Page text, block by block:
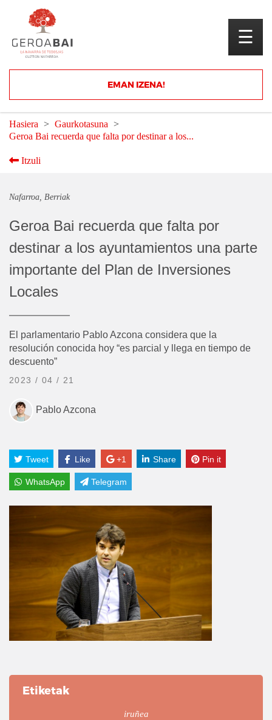
☰
EMAN IZENA!
Eman izena gure zerrendan
Hasiera
Gaurkotasuna
Geroa Bai recuerda que falta por destinar a los...
Itzuli
Nafarroa Berriak
Geroa Bai recuerda que falta por
destinar a los ayuntamientos una parte
importante del Plan de Inversiones
Locales
El parlamentario Pablo Azcona considera que la
resolución conocida hoy “es parcial y llega en tiempo de
descuento”
2023 / 04 / 21
Pablo Azcona
Tweet Like +1 Share Pin it
WhatsApp Telegram
Etiketak
iruñea